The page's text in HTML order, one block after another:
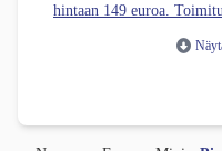
hintaan 149 euroa.